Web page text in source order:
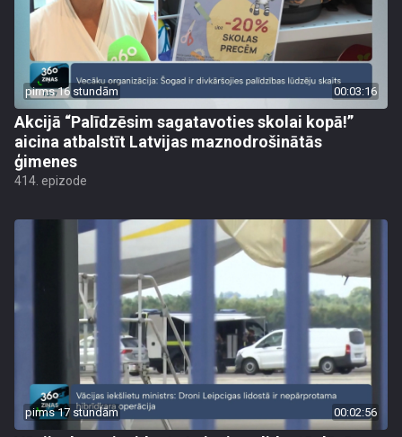
pirms 16 stundām 00:03:16
Akcijā “Palīdzēsim sagatavoties skolai kopā!”
aicina atbalstīt Latvijas maznodrošinātās
ģimenes
414. epizode
pirms 17 stundām 00:02:56